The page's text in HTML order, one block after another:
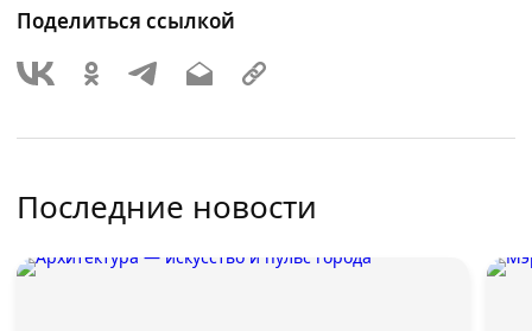
Поделиться ссылкой
Последние новости